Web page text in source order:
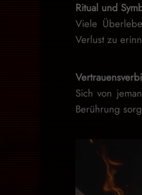
Ritual und
Viele
Verlust zu
Sich von
Berührung